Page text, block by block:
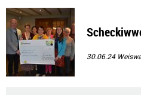
30.06.24